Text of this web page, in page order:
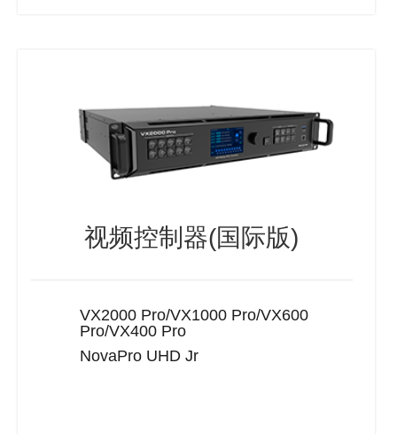
视频控制器(国际版)
VX2000 Pro/VX1000 Pro/VX600
Pro/VX400 Pro
NovaPro UHD Jr